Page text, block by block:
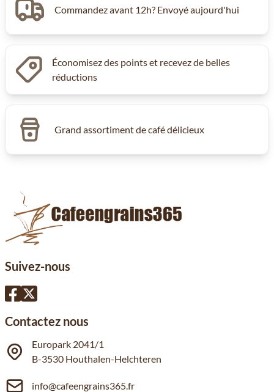
Commandez avant 12h? Envoyé aujourd'hui
Économisez des points et recevez de belles
réductions
Grand assortiment de café délicieux
Suivez-nous
Contactez nous
Europark 2041/1
B-3530 Houthalen-Helchteren
info@cafeengrains365.fr